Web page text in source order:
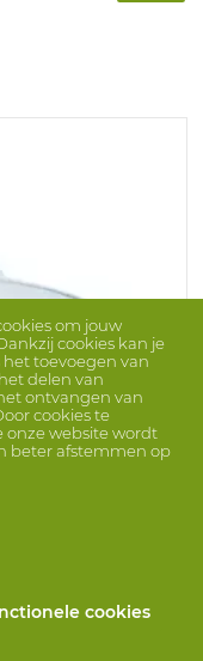
om jouw
cookies kan je
toevoegen van
delen van
ontvangen van
cookies te
onze website wordt
beter afstemmen op
cookies